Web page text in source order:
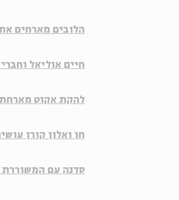
הלובים מארחים
חיים אוליאל וחברי
להקת אקוט
חן ואלון קורן
סדנה עם המשוררת